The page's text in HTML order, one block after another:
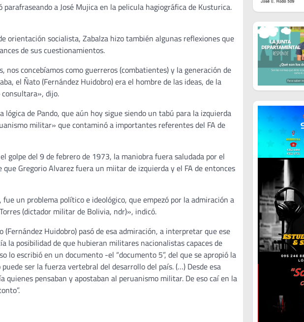
a José Mujica en la pelicula hagiográfica de Kusturica.
orientación socialista, Zabalza hizo también algunas reflexiones que
de sus cuestionamientos.
concebíamos como guerreros (combatientes) y la generación de
el Ñato (Fernández Huidobro) era el hombre de las ideas, de la
consultara», dijo.
de Pando, que aún hoy sigue siendo un tabú para la izquierda
militar» que contaminó a importantes referentes del FA de
golpe del 9 de febrero de 1973, la maniobra fuera saludada por el
Gregorio Alvarez fuera un miitar de izquierda y el FA de entonces
un problema político e ideológico, que empezó por la admiración a
(dictador militar de Bolivia, ndr)», indicó.
Huidobro) pasó de esa admiración, a interpretar que ese
la posibilidad de que hubieran militares nacionalistas capaces de
lo escribió en un documento -el “documento 5”, del que se apropió la
ser la fuerza vertebral del desarrollo del país. (…) Desde esa
pensaban y apostaban al peruanismo militar. De eso caí en la